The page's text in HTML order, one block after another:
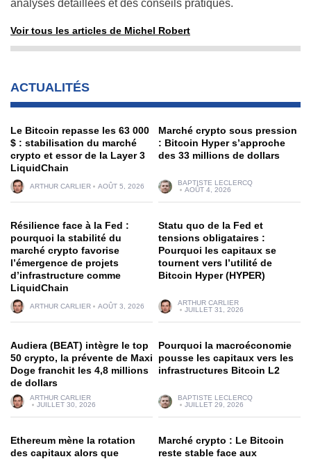
analyses détaillées et des conseils pratiques.
Voir tous les articles de Michel Robert
ACTUALITÉS
Le Bitcoin repasse les 63 000
$ : stabilisation du marché
crypto et essor de la Layer 3
LiquidChain
ARTHUR CARLIER AOÛT 5, 2026
Marché crypto sous pression
: Bitcoin Hyper s’approche
des 33 millions de dollars
BAPTISTE LECLERCQ
AOÛT 4, 2026
Résilience face à la Fed :
pourquoi la stabilité du
marché crypto favorise
l’émergence de projets
d’infrastructure comme
LiquidChain
ARTHUR CARLIER AOÛT 3, 2026
Statu quo de la Fed et
tensions obligataires :
Pourquoi les capitaux se
tournent vers l’utilité de
Bitcoin Hyper (HYPER)
ARTHUR CARLIER
JUILLET 31, 2026
Audiera (BEAT) intègre le top
50 crypto, la prévente de Maxi
Doge franchit les 4,8 millions
de dollars
ARTHUR CARLIER
JUILLET 30, 2026
Pourquoi la macroéconomie
pousse les capitaux vers les
infrastructures Bitcoin L2
BAPTISTE LECLERCQ
JUILLET 29, 2026
Ethereum mène la rotation
des capitaux alors que
Marché crypto : Le Bitcoin
reste stable face aux